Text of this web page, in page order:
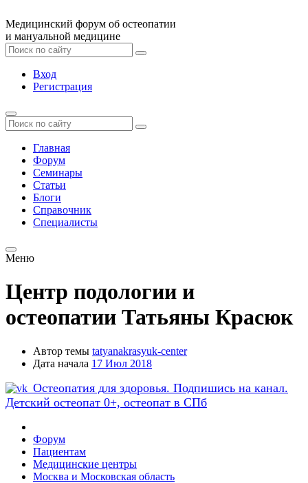
Медицинский форум об остеопатии
и мануальной медицине
Вход
Регистрация
Главная
Форум
Семинары
Статьи
Блоги
Справочник
Специалисты
Меню
Центр подологии и
остеопатии Татьяны Красюк
Автор темы tatyanakrasyuk-center
Дата начала 17 Июл 2018
Остеопатия для здоровья. Подпишись на канал.
Детский остеопат 0+, остеопат в СПб
Форум
Пациентам
Медицинские центры
Москва и Московская область